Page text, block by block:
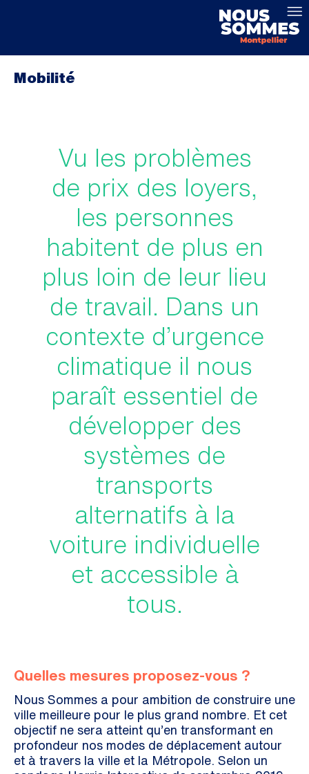
Mobilité
Vu les problèmes
de prix des loyers,
les personnes
habitent de plus en
plus loin de leur lieu
de travail. Dans un
contexte d’urgence
climatique il nous
paraît essentiel de
développer des
systèmes de
transports
alternatifs à la
voiture individuelle
et accessible à
tous.
Quelles mesures proposez-vous ?
Nous Sommes a pour ambition de construire une
ville meilleure pour le plus grand nombre. Et cet
objectif ne sera atteint qu’en transformant en
profondeur nos modes de déplacement autour
et à travers la ville et la Métropole. Selon un